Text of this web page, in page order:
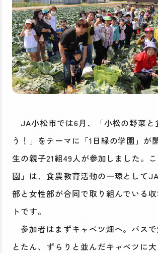
JA小松市では6月、「小松の野菜と
う！」をテーマに「1日緑の学園」が
生の親子21組49人が参加しました。
園」は、食農教育活動の一環として
部と女性部が合同で取り組んでいる
トです。
参加者はまずキャベツ畑へ。バス
とたん、ずらりと並んだキャベツに